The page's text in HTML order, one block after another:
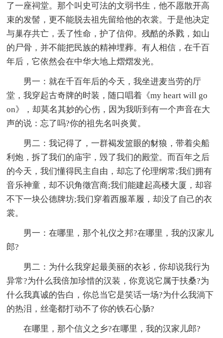
了一座祠堂。那个叫史可法的文弱书生，他不愿散开高
束的发髻，更不能脱去祖先留给他的衣裳。于是他决定
与巢存共亡，丢了性命，护了信仰。残酷的杀戮，如山
的尸骨，并不能把民族的精神埋葬。有人相信，在千百
年后，它依然会在中华大地上熠熠发光。
男一：就在千百年后的今天，我坐进麦当劳的厅
堂，我穿起古奇牌的时装，随口唱着《my heart will go
on》，却莫名其妙的心伤，因为我听到有一个声音在大
声的说：忘了吗?你的祖先名叫炎黄。
男二：我记得了，一群褐发篮眼的豺狼，带着尖船
利炮，拆了我们的庙宇，毁了我们的殿堂。而百年之后
的今天，我们懂得民主自由，却忘了伦理纲常;我们拥有
音乐神童，却不识角徵宫商;我们能建起高楼大厦，却容
不下一块公德牌坊;我们穿着西服革履，却没了自己的衣
裳。
男一：在哪里，那个礼仪之邦?在哪里，我的汉家儿
郎?
男二：为什么我穿起最美丽的衣衫，你却说我行为
异常?为什么我倍加珍惜的汉装，你竟说它属于扶桑?为
什么我真诚的告白，你总当它是笑话一场?为什么我淌下
的热泪，丝毫都打动不了你的铁石心肠?
在哪里，那个信义之乡?在哪里，我的汉家儿郎?